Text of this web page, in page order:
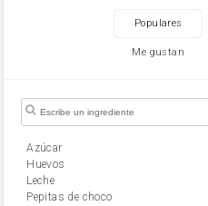
Populares
Me gustan
Azúcar
huevos
leche
Pepitas de choco